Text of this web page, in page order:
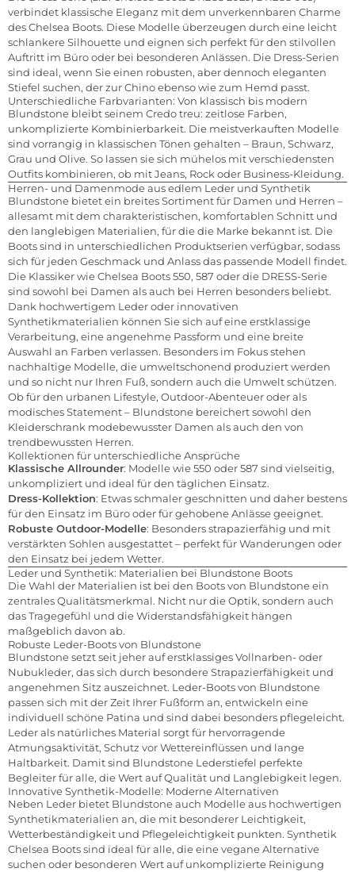
verbindet klassische Eleganz mit dem unverkennbaren Charme
des Chelsea Boots. Diese Modelle überzeugen durch eine leicht
schlankere Silhouette und eignen sich perfekt für den stilvollen
Auftritt im Büro oder bei besonderen Anlässen. Die Dress-Serien
sind ideal, wenn Sie einen robusten, aber dennoch eleganten
Stiefel suchen, der zur Chino ebenso wie zum Hemd passt.
Unterschiedliche Farbvarianten: Von klassisch bis modern
Blundstone bleibt seinem Credo treu: zeitlose Farben,
unkomplizierte Kombinierbarkeit. Die meistverkauften Modelle
sind vorrangig in klassischen Tönen gehalten – Braun, Schwarz,
Grau und Olive. So lassen sie sich mühelos mit verschiedensten
Outfits kombinieren, ob mit Jeans, Rock oder Business-Kleidung.
Herren- und Damenmode aus edlem Leder und Synthetik
Blundstone bietet ein breites Sortiment für Damen und Herren –
allesamt mit dem charakteristischen, komfortablen Schnitt und
den langlebigen Materialien, für die die Marke bekannt ist. Die
Boots sind in unterschiedlichen Produktserien verfügbar, sodass
sich für jeden Geschmack und Anlass das passende Modell findet.
Die Klassiker wie Chelsea Boots 550, 587 oder die DRESS-Serie
sind sowohl bei Damen als auch bei Herren besonders beliebt.
Dank hochwertigem Leder oder innovativen
Synthetikmaterialien können Sie sich auf eine erstklassige
Verarbeitung, eine angenehme Passform und eine breite
Auswahl an Farben verlassen. Besonders im Fokus stehen
nachhaltige Modelle, die umweltschonend produziert werden
und so nicht nur Ihren Fuß, sondern auch die Umwelt schützen.
Ob für den urbanen Lifestyle, Outdoor-Abenteuer oder als
modisches Statement – Blundstone bereichert sowohl den
Kleiderschrank modebewusster Damen als auch den von
trendbewussten Herren.
Kollektionen für unterschiedliche Ansprüche
Klassische Allrounder: Modelle wie 550 oder 587 sind vielseitig,
unkompliziert und ideal für den täglichen Einsatz.
Dress-Kollektion: Etwas schmaler geschnitten und daher bestens
für den Einsatz im Büro oder für gehobene Anlässe geeignet.
Robuste Outdoor-Modelle: Besonders strapazierfähig und mit
verstärkten Sohlen ausgestattet – perfekt für Wanderungen oder
den Einsatz bei jedem Wetter.
Leder und Synthetik: Materialien bei Blundstone Boots
Die Wahl der Materialien ist bei den Boots von Blundstone ein
zentrales Qualitätsmerkmal. Nicht nur die Optik, sondern auch
das Tragegefühl und die Widerstandsfähigkeit hängen
maßgeblich davon ab.
Robuste Leder-Boots von Blundstone
Blundstone setzt seit jeher auf erstklassiges Vollnarben- oder
Nubukleder, das sich durch besondere Strapazierfähigkeit und
angenehmen Sitz auszeichnet. Leder-Boots von Blundstone
passen sich mit der Zeit Ihrer Fußform an, entwickeln eine
individuell schöne Patina und sind dabei besonders pflegeleicht.
Leder als natürliches Material sorgt für hervorragende
Atmungsaktivität, Schutz vor Wettereinflüssen und lange
Haltbarkeit. Damit sind Blundstone Lederstiefel perfekte
Begleiter für alle, die Wert auf Qualität und Langlebigkeit legen.
Innovative Synthetik-Modelle: Moderne Alternativen
Neben Leder bietet Blundstone auch Modelle aus hochwertigen
Synthetikmaterialien an, die mit besonderer Leichtigkeit,
Wetterbeständigkeit und Pflegeleichtigkeit punkten. Synthetik
Chelsea Boots sind ideal für alle, die eine vegane Alternative
suchen oder besonderen Wert auf unkomplizierte Reinigung